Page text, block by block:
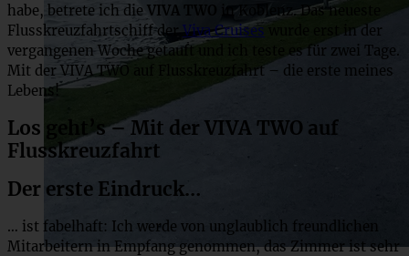
habe, betrete ich die VIVA TWO
in Koblenz. Das neueste
Flusskreuzfahrtschiff derViva Cruises wurde erst in der
vergangenen Woche getauft und ich teste es für zwei Tage.
Mit der VIVA TWO auf Flusskreuzfahrt – die erste meines
Lebens!
Los geht’s – Mit der VIVA TWO auf
Flusskreuzfahrt
Der erste Eindruck…
… ist fabelhaft: Ich werde von unglaublich freundlichen
Mitarbeitern in Empfang genommen, das Zimmer ist sehr